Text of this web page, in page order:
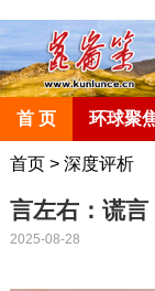
首 页 环球聚
首页> 深度评析
言左右：谎
2025-08-28